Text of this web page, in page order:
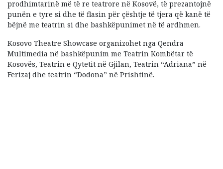
prodhimtarinë më të re teatrore në Kosovë, të prezantojnë
punën e tyre si dhe të flasin për çështje të tjera që kanë të
bëjnë me teatrin si dhe bashkëpunimet në të ardhmen.
Kosovo Theatre Showcase organizohet nga Qendra
Multimedia në bashkëpunim me Teatrin Kombëtar të
Kosovës, Teatrin e Qytetit në Gjilan, Teatrin “Adriana” në
Ferizaj dhe teatrin “Dodona” në Prishtinë.